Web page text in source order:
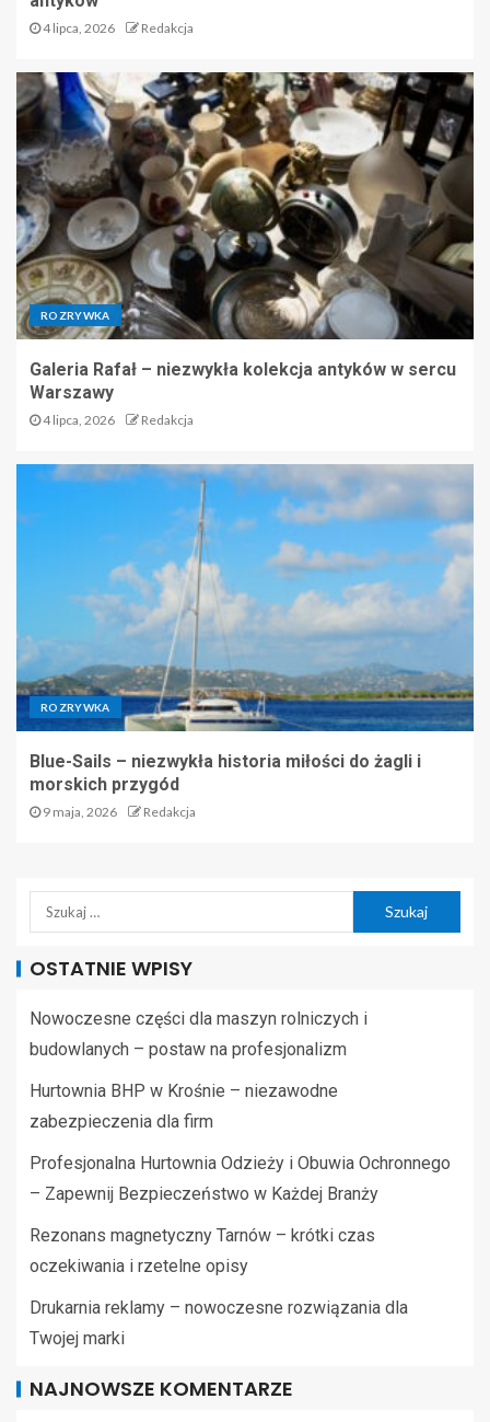
4 lipca, 2026 Redakcja
ROZRYWKA
Galeria Rafał – niezwykła kolekcja antyków w sercu
Warszawy
4 lipca, 2026 Redakcja
ROZRYWKA
Blue-Sails – niezwykła historia miłości do żagli i
morskich przygód
9 maja, 2026 Redakcja
OSTATNIE WPISY
Nowoczesne części dla maszyn rolniczych i
budowlanych – postaw na profesjonalizm
Hurtownia BHP w Krośnie – niezawodne
zabezpieczenia dla firm
Profesjonalna Hurtownia Odzieży i Obuwia Ochronnego
– Zapewnij Bezpieczeństwo w Każdej Branży
Rezonans magnetyczny Tarnów – krótki czas
oczekiwania i rzetelne opisy
Drukarnia reklamy – nowoczesne rozwiązania dla
Twojej marki
NAJNOWSZE KOMENTARZE